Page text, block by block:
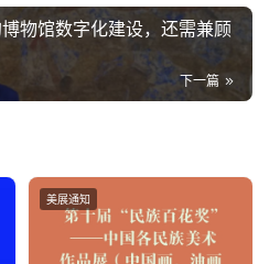
物馆数字化建设，还需兼顾
下一篇
美展通知